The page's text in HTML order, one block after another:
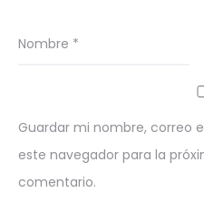
Nombre *
Guardar mi nombre, correo
este navegador para la
comentario.